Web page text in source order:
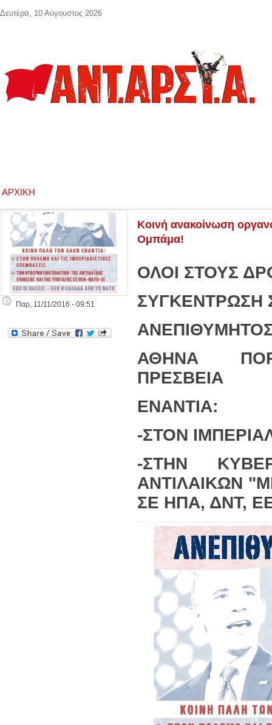
ΑΡΧΙΚΉ
Παρ, 11/11/2016 - 09:51
Κοινή ανακοίνωση
Ομπάμα!
ΟΛΟΙ ΣΤΟΥΣ
ΣΥΓΚΕΝΤΡΩΣΗ
ΑΘΗΝΑ
ΠΡΕΣΒΕΙΑ
ΕΝΑΝΤΙΑ:
-ΣΤΟΝ
-ΣΤΗΝ
ΑΝΤΙΛΑΙΚΩΝ
ΣΕ ΗΠΑ, ΔΝΤ,
Δευτέρα, 10 Αύγουστος 2026